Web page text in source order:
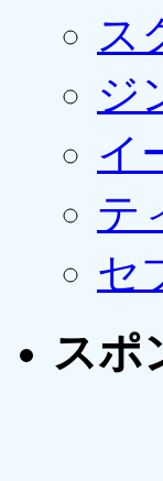
ス
ジ
イ
テ
セ
スポ